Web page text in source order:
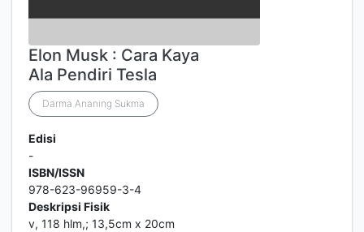
Elon Musk : Cara Kaya
Ala Pendiri Tesla
Darma Ananing Sukma
Edisi
-
ISBN/ISSN
978-623-96959-3-4
Deskripsi Fisik
v, 118 hlm,; 13,5cm x 20cm